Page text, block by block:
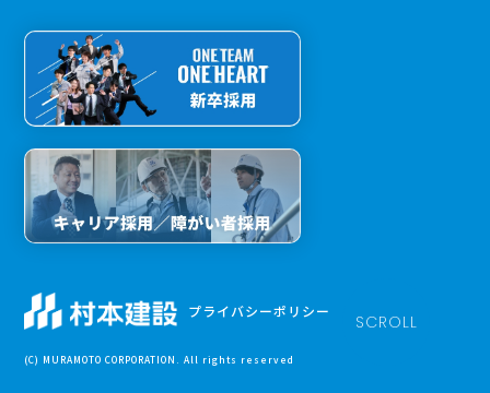
SCROLL
プライバシーポリシー
(C) MURAMOTO CORPORATION. All rights reserved